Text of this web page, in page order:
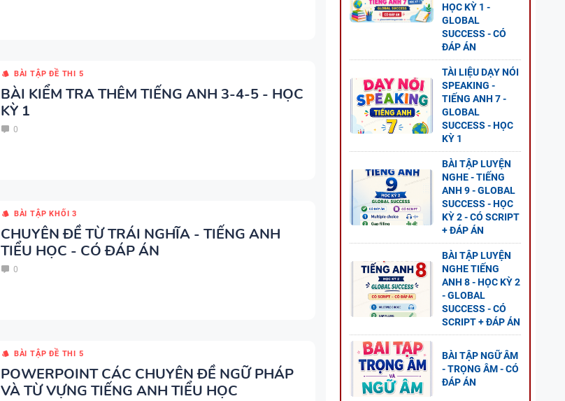
TÀI LIỆU DẠY NÓI SPEAKING -
TIẾNG ANH 7 - GLOBAL SUCCESS -
CÓ SCRIPT + ĐÁP ÁN
BÀI TẬP ĐỀ THI 5
BÀI KIỂM TRA THÊM TIẾNG ANH 3-4-5 - HỌC
KỲ 1
0
BÀI TẬP KHỐI 3
CHUYÊN ĐỀ TỪ TRÁI NGHĨA - TIẾNG ANH
TIỂU HỌC - CÓ ĐÁP ÁN
0
BÀI TẬP ĐỀ THI 5
POWERPOINT CÁC CHUYÊN ĐỀ NGỮ PHÁP
VÀ TỪ VỰNG TIẾNG ANH TIỂU HỌC
HỌC KỲ 1 -
GLOBAL
SUCCESS - CÓ
ĐÁP ÁN
TÀI LIỆU DẠY NÓI
SPEAKING -
TIẾNG ANH 7 -
GLOBAL
SUCCESS - HỌC
KỲ 1
BÀI TẬP LUYỆN
NGHE - TIẾNG
ANH 9 - GLOBAL
SUCCESS - HỌC
KỲ 2 - CÓ SCRIPT
+ ĐÁP ÁN
BÀI TẬP LUYỆN
NGHE TIẾNG
ANH 8 - HỌC KỲ 2
- GLOBAL
SUCCESS - CÓ
SCRIPT + ĐÁP ÁN
BÀI TẬP NGỮ ÂM
- TRỌNG ÂM - CÓ
ĐÁP ÁN